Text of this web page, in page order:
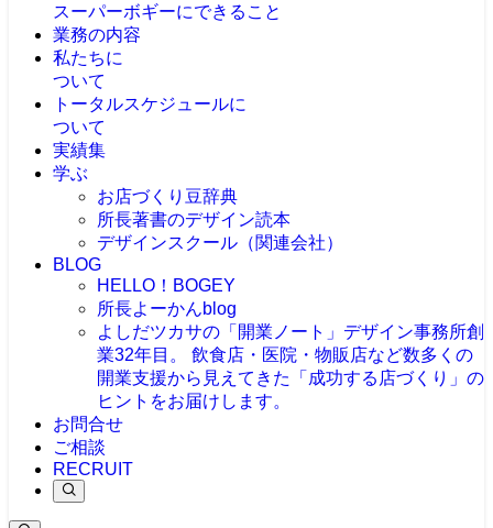
スーパーボギーにできること
業務の内容
私たちに
ついて
トータルスケジュールに
ついて
実績集
学ぶ
お店づくり豆辞典
所長著書のデザイン読本
デザインスクール（関連会社）
BLOG
HELLO！BOGEY
所長よーかんblog
よしだツカサの「開業ノート」 デザイン事務所創
業32年目。 飲食店・医院・物販店など数多くの
開業支援から見えてきた「成功する店づくり」の
ヒントをお届けします。
お問合せ
ご相談
RECRUIT